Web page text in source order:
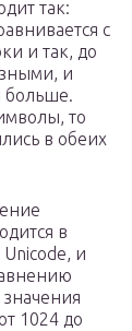
так:
с
и так, до
и
больше.
то
в обеих
в
и
1024 до